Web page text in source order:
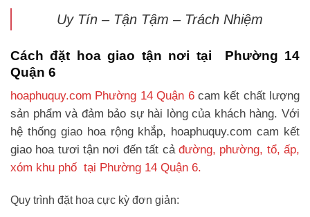
Uy Tín – Tận Tậm – Trách Nhiệm
Cách đặt hoa giao tận nơi tại Phường 14
Quận 6
hoaphuquy.com Phường 14 Quận 6cam kết chất lượng
sản phẩm và đảm bảo sự hài lòng của khách hàng. Với
hệ thống giao hoa rộng khắp, hoaphuquy.com cam kết
giao hoa tươi tận nơi đến tất cả đường, phường, tổ, ấp,
xóm khu phố tại Phường 14 Quận 6.
Quy trình đặt hoa cực kỳ đơn giản: